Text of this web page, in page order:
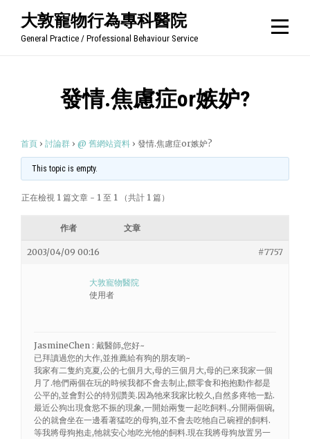
大敦寵物行為專科醫院
General Practice / Professional Behaviour Service
發情.焦慮症or嫉妒?
首頁 › 討論群 › @ 舊網站資料 › 發情.焦慮症or嫉妒?
This topic is empty.
正在檢視 1 篇文章 - 1 至 1 （共計 1 篇）
作者 文章
2003/04/09 00:16 #7757
大敦寵物醫院
使用者
JasmineChen : 戴醫師,您好~
已拜讀過您的大作,並推薦給有狗的朋友喲~
我家有二隻約克夏,公的七個月大,母的三個月大,母的已來我家一個
月了.牠們兩個在玩的時候我都不會去制止,餵零食和抱抱動作都是
公平的,並會對公的特別讚美.因為牠來我家比較久,自然多疼牠一點.
最近公狗出現食慾不振的現象,一開始兩隻一起吃飼料.,分開兩個碗,
公的就會坐在一邊看著猛吃的母狗,並不會去吃牠自己碗裡的飼料.
等我將母狗抱走,牠就安心地吃光牠的飼料.現在我將母狗放置另一